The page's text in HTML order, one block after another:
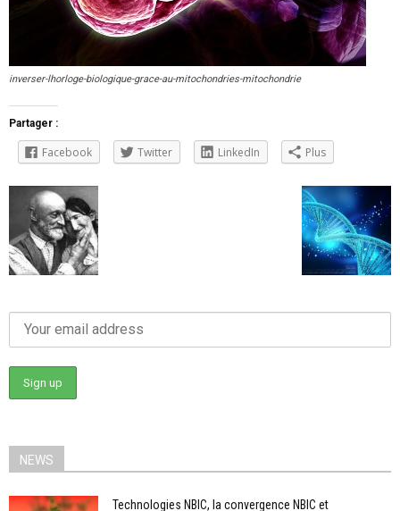
inverser-lhorloge-biologique-grace-au-mitochondries-mitochondrie
Partager :
Facebook Twitter LinkedIn Plus
NEWS
Technologies NBIC, la convergence NBIC et